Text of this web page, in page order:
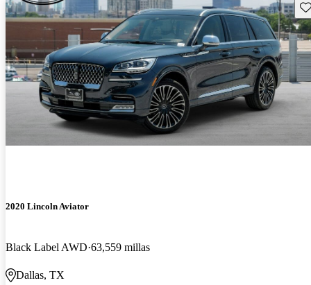
2020 Lincoln Aviator
Black Label AWD 63,559 millas
Dallas, TX